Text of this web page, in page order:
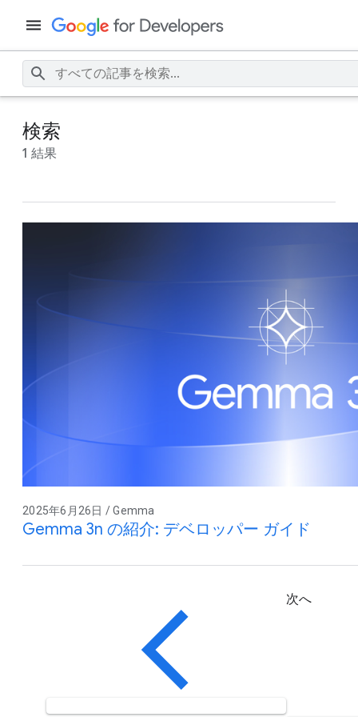
検索
1 結果
2025年6月26日 / Gemma
Gemma 3n の紹介: デベロッパー ガイド
次へ